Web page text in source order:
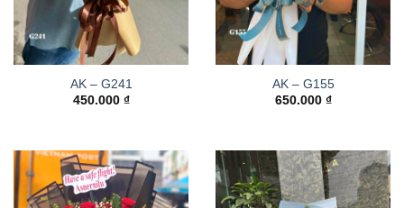
AK – G241
450.000 ₫
AK – G155
650.000 ₫